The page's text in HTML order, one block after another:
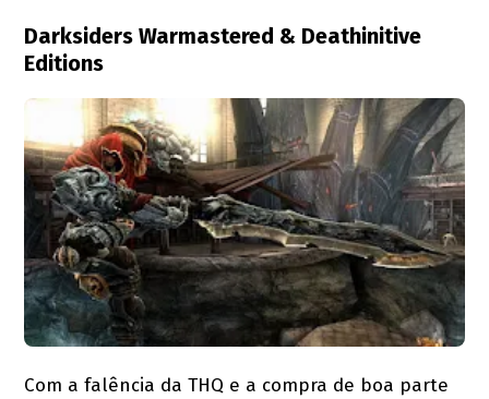
Darksiders Warmastered & Deathinitive
Editions
Com a falência da THQ e a compra de boa parte